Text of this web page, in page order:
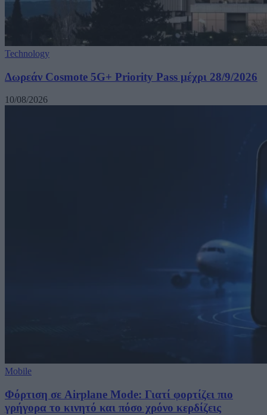
Technology
Δωρεάν Cosmote 5G+ Priority Pass μέχρι 28/9/2026
10/08/2026
Mobile
Φόρτιση σε Airplane Mode: Γιατί φορτίζει πιο
γρήγορα το κινητό και πόσο χρόνο κερδίζεις